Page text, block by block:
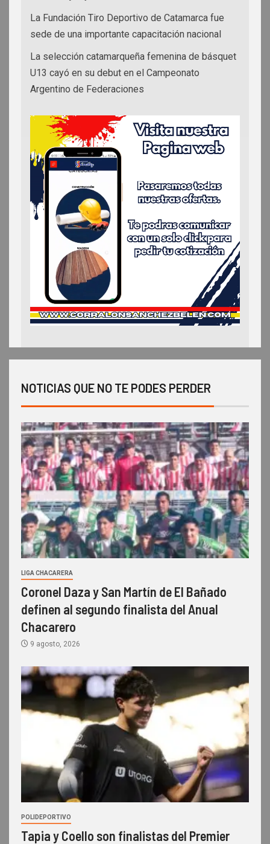
La Fundación Tiro Deportivo de Catamarca fue
sede de una importante capacitación nacional
La selección catamarqueña femenina de básquet
U13 cayó en su debut en el Campeonato
Argentino de Federaciones
NOTICIAS QUE NO TE PODES PERDER
LIGA CHACARERA
Coronel Daza y San Martín de El Bañado
definen al segundo finalista del Anual
Chacarero
9 agosto, 2026
POLIDEPORTIVO
Tapia y Coello son finalistas del Premier